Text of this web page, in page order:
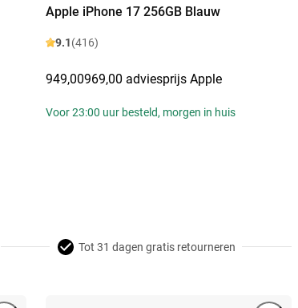
Apple iPhone 17 256GB Blauw
9.1(416)
949,00969,00 adviesprijs Apple
Voor 23:00 uur besteld, morgen in huis
Tot 31 dagen gratis retourneren